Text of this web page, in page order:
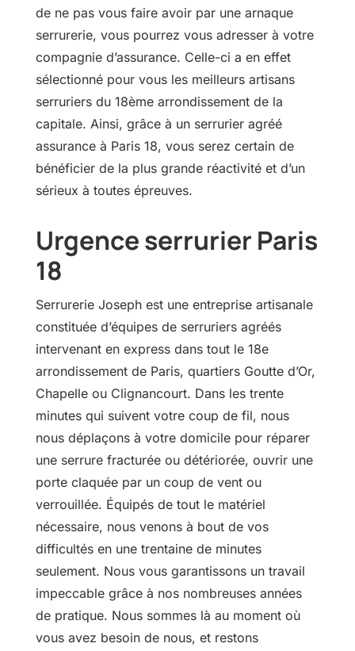
de ne pas vous faire avoir par une arnaque
serrurerie, vous pourrez vous adresser à votre
compagnie d’assurance. Celle-ci a en effet
sélectionné pour vous les meilleurs artisans
serruriers du 18ème arrondissement de la
capitale. Ainsi, grâce à un serrurier agréé
assurance à Paris 18, vous serez certain de
bénéficier de la plus grande réactivité et d’un
sérieux à toutes épreuves.
Urgence serrurier Paris
18
Serrurerie Joseph est une entreprise artisanale
constituée d’équipes de serruriers agréés
intervenant en express dans tout le 18e
arrondissement de Paris, quartiers Goutte d’Or,
Chapelle ou Clignancourt. Dans les trente
minutes qui suivent votre coup de fil, nous
nous déplaçons à votre domicile pour réparer
une serrure fracturée ou détériorée, ouvrir une
porte claquée par un coup de vent ou
verrouillée. Équipés de tout le matériel
nécessaire, nous venons à bout de vos
difficultés en une trentaine de minutes
seulement. Nous vous garantissons un travail
impeccable grâce à nos nombreuses années
de pratique. Nous sommes là au moment où
vous avez besoin de nous, et restons